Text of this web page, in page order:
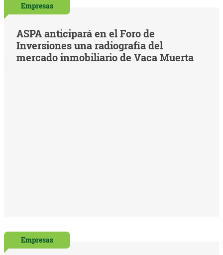
Empresas
ASPA anticipará en el Foro de
Inversiones una radiografía del
mercado inmobiliario de Vaca Muerta
Empresas